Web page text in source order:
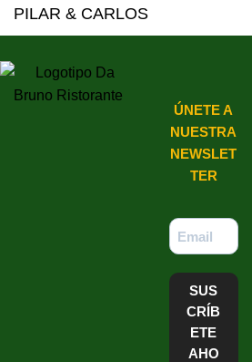
PILAR & CARLOS
ÚNETE A
NUESTRA
NEWSLET
TER
SUS
CRÍB
ETE
AHO